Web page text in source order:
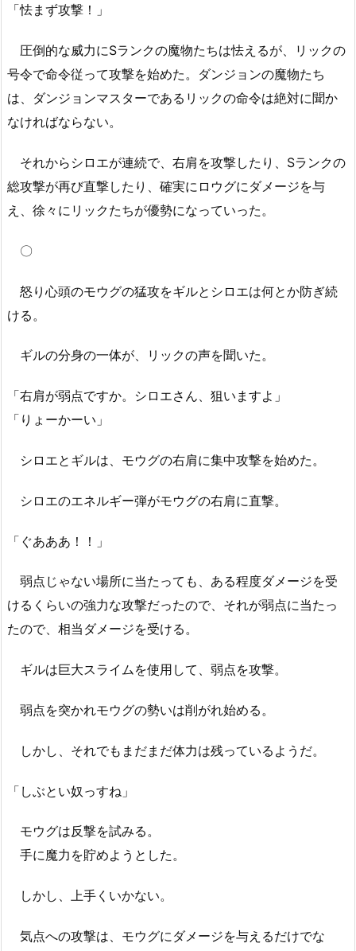
「怯まず攻撃！」
圧倒的な威力にSランクの魔物たちは怯えるが、リックの
号令で命令従って攻撃を始めた。ダンジョンの魔物たち
は、ダンジョンマスターであるリックの命令は絶対に聞か
なければならない。
それからシロエが連続で、右肩を攻撃したり、Sランクの
総攻撃が再び直撃したり、確実にロウグにダメージを与
え、徐々にリックたちが優勢になっていった。
〇
怒り心頭のモウグの猛攻をギルとシロエは何とか防ぎ続
ける。
ギルの分身の一体が、リックの声を聞いた。
「右肩が弱点ですか。シロエさん、狙いますよ」
「りょーかーい」
シロエとギルは、モウグの右肩に集中攻撃を始めた。
シロエのエネルギー弾がモウグの右肩に直撃。
「ぐあああ！！」
弱点じゃない場所に当たっても、ある程度ダメージを受
けるくらいの強力な攻撃だったので、それが弱点に当たっ
たので、相当ダメージを受ける。
ギルは巨大スライムを使用して、弱点を攻撃。
弱点を突かれモウグの勢いは削がれ始める。
しかし、それでもまだまだ体力は残っているようだ。
「しぶとい奴っすね」
モウグは反撃を試みる。
手に魔力を貯めようとした。
しかし、上手くいかない。
気点への攻撃は、モウグにダメージを与えるだけでな